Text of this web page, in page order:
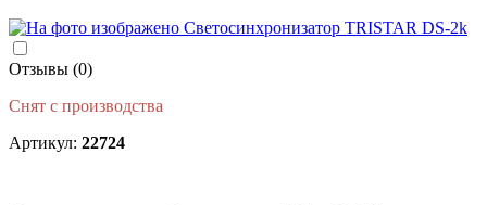
Отзывы (0)
Снят с производства
Артикул: 22724